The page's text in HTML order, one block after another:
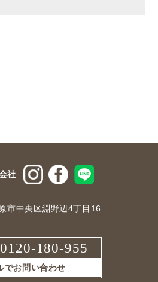
社
市中央区淵野辺4丁目16
0120-180-955
でお問い合わせ